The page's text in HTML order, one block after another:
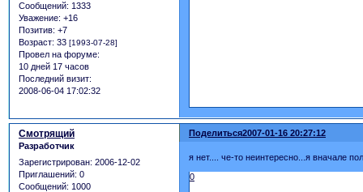
Сообщений: 1333
Уважение: +16
Позитив: +7
Возраст: 33 [1993-07-28]
Провел на форуме:
10 дней 17 часов
Последний визит:
2008-06-04 17:02:32
Поделиться2007-01-16 20:27:12
Смотрящий
Разработчик
Зарегистрирован: 2006-12-02
Приглашений: 0
Сообщений: 1000
я нет.... че-то неинтересно...я вначале
0